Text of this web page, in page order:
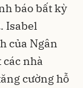
báo bất kỳ
Isabel
của Ngân
nhà
cường hỗ